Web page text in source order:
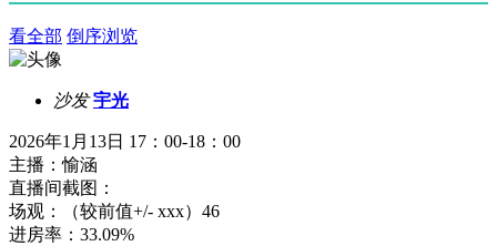
看全部 倒序浏览
沙发 宇光
2026年1月13日 17：00-18：00
主播：愉涵
直播间截图：
场观：（较前值+/- xxx）46
进房率：33.09%